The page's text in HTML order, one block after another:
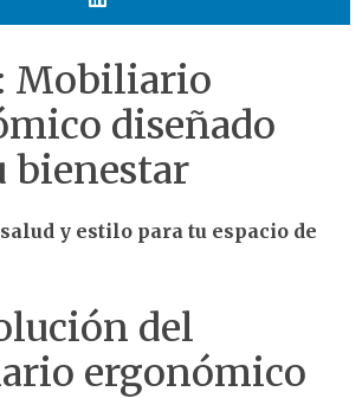
Mobiliario
diseñado
bienestar
y estilo para tu espacio de
del
ergonómico